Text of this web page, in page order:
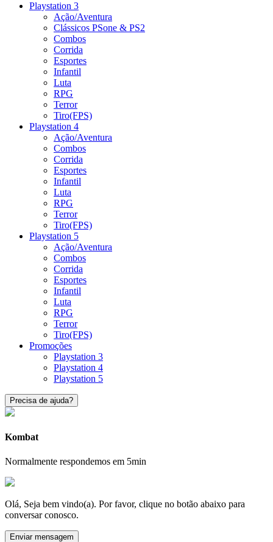
Playstation 3
Ação/Aventura
Clássicos PSone & PS2
Combos
Corrida
Esportes
Infantil
Luta
RPG
Terror
Tiro(FPS)
Playstation 4
Ação/Aventura
Combos
Corrida
Esportes
Infantil
Luta
RPG
Terror
Tiro(FPS)
Playstation 5
Ação/Aventura
Combos
Corrida
Esportes
Infantil
Luta
RPG
Terror
Tiro(FPS)
Promoções
Playstation 3
Playstation 4
Playstation 5
Precisa de ajuda?
Kombat
Normalmente respondemos em 5min
Olá, Seja bem vindo(a). Por favor, clique no botão abaixo para
conversar conosco.
Enviar mensagem